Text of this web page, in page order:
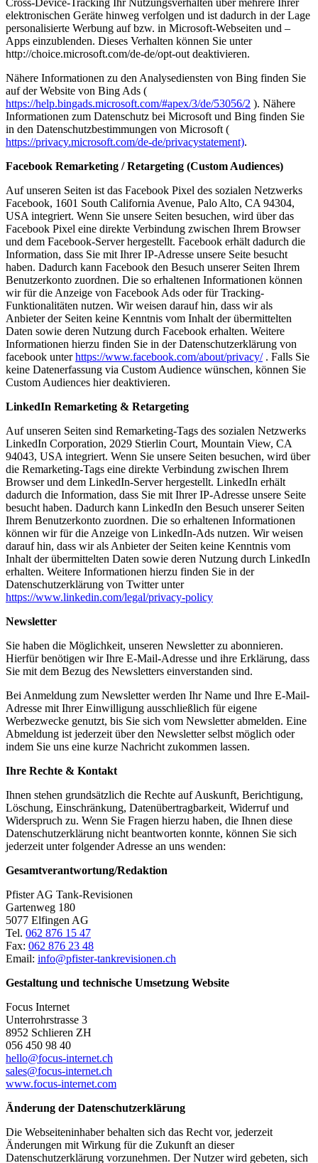
Cross-Device-Tracking Ihr Nutzungsverhalten über mehrere Ihrer
elektronischen Geräte hinweg verfolgen und ist dadurch in der Lage
personalisierte Werbung auf bzw. in Microsoft-Webseiten und –
Apps einzublenden. Dieses Verhalten können Sie unter
http://choice.microsoft.com/de-de/opt-out deaktivieren.
Nähere Informationen zu den Analysediensten von Bing finden Sie
auf der Website von Bing Ads (
https://help.bingads.microsoft.com/#apex/3/de/53056/2 ). Nähere
Informationen zum Datenschutz bei Microsoft und Bing finden Sie
in den Datenschutzbestimmungen von Microsoft (
https://privacy.microsoft.com/de-de/privacystatement).
Facebook Remarketing / Retargeting (Custom Audiences)
Auf unseren Seiten ist das Facebook Pixel des sozialen Netzwerks
Facebook, 1601 South California Avenue, Palo Alto, CA 94304,
USA integriert. Wenn Sie unsere Seiten besuchen, wird über das
Facebook Pixel eine direkte Verbindung zwischen Ihrem Browser
und dem Facebook-Server hergestellt. Facebook erhält dadurch die
Information, dass Sie mit Ihrer IP-Adresse unsere Seite besucht
haben. Dadurch kann Facebook den Besuch unserer Seiten Ihrem
Benutzerkonto zuordnen. Die so erhaltenen Informationen können
wir für die Anzeige von Facebook Ads oder für Tracking-
Funktionalitäten nutzen. Wir weisen darauf hin, dass wir als
Anbieter der Seiten keine Kenntnis vom Inhalt der übermittelten
Daten sowie deren Nutzung durch Facebook erhalten. Weitere
Informationen hierzu finden Sie in der Datenschutzerklärung von
facebook unterhttps://www.facebook.com/about/privacy/. Falls Sie
keine Datenerfassung via Custom Audience wünschen, können Sie
Custom Audiences hier deaktivieren.
LinkedIn Remarketing & Retargeting
Auf unseren Seiten sind Remarketing-Tags des sozialen Netzwerks
LinkedIn Corporation, 2029 Stierlin Court, Mountain View, CA
94043, USA integriert. Wenn Sie unsere Seiten besuchen, wird über
die Remarketing-Tags eine direkte Verbindung zwischen Ihrem
Browser und dem LinkedIn-Server hergestellt. LinkedIn erhält
dadurch die Information, dass Sie mit Ihrer IP-Adresse unsere Seite
besucht haben. Dadurch kann LinkedIn den Besuch unserer Seiten
Ihrem Benutzerkonto zuordnen. Die so erhaltenen Informationen
können wir für die Anzeige von LinkedIn-Ads nutzen. Wir weisen
darauf hin, dass wir als Anbieter der Seiten keine Kenntnis vom
Inhalt der übermittelten Daten sowie deren Nutzung durch LinkedIn
erhalten. Weitere Informationen hierzu finden Sie in der
Datenschutzerklärung von Twitter unter
https://www.linkedin.com/legal/privacy-policy
Newsletter
Sie haben die Möglichkeit, unseren Newsletter zu abonnieren.
Hierfür benötigen wir Ihre E-Mail-Adresse und ihre Erklärung, dass
Sie mit dem Bezug des Newsletters einverstanden sind.
Bei Anmeldung zum Newsletter werden Ihr Name und Ihre E-Mail-
Adresse mit Ihrer Einwilligung ausschließlich für eigene
Werbezwecke genutzt, bis Sie sich vom Newsletter abmelden. Eine
Abmeldung ist jederzeit über den Newsletter selbst möglich oder
indem Sie uns eine kurze Nachricht zukommen lassen.
Ihre Rechte & Kontakt
Ihnen stehen grundsätzlich die Rechte auf Auskunft, Berichtigung,
Löschung, Einschränkung, Datenübertragbarkeit, Widerruf und
Widerspruch zu. Wenn Sie Fragen hierzu haben, die Ihnen diese
Datenschutzerklärung nicht beantworten konnte, können Sie sich
jederzeit unter folgender Adresse an uns wenden:
Gesamtverantwortung/Redaktion
Pfister AG Tank-Revisionen
Gartenweg 180
5077 Elfingen AG
Tel. 062 876 15 47
Fax: 062 876 23 48
Email: info@pfister-tankrevisionen.ch
Gestaltung und technische Umsetzung Website
Focus Internet
Unterrohrstrasse 3
8952 Schlieren ZH
056 450 98 40
hello@focus-internet.ch
sales@focus-internet.ch
www.focus-internet.com
Änderung der Datenschutzerklärung
Die Webseiteninhaber behalten sich das Recht vor, jederzeit
Änderungen mit Wirkung für die Zukunft an dieser
Datenschutzerklärung vorzunehmen. Der Nutzer wird gebeten, sich